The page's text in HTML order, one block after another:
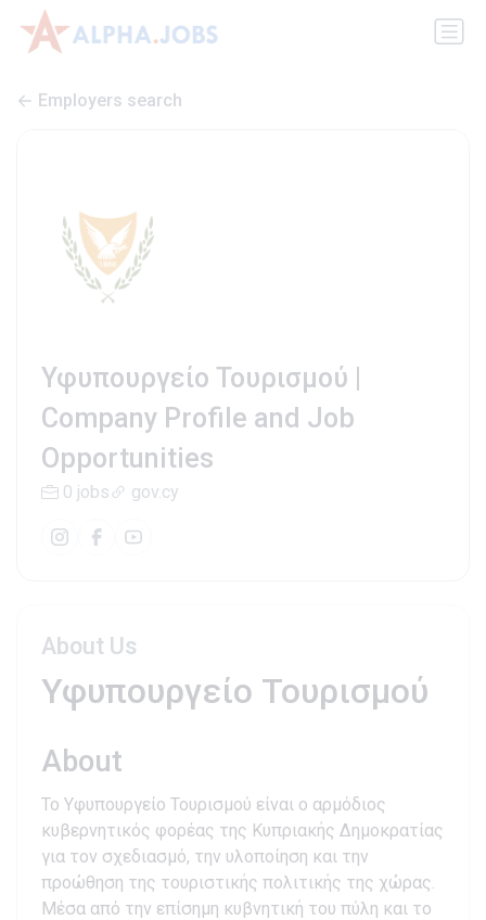
Employers search
Υφυπουργείο Τουρισμού |
Company Profile and Job
Opportunities
0 jobs gov.cy
About Us
Υφυπουργείο Τουρισμού
About
Το Υφυπουργείο Τουρισμού είναι ο αρμόδιος
κυβερνητικός φορέας της Κυπριακής Δημοκρατίας
για τον σχεδιασμό, την υλοποίηση και την
προώθηση της τουριστικής πολιτικής της χώρας.
Μέσα από την επίσημη κυβνητική του πύλη και το